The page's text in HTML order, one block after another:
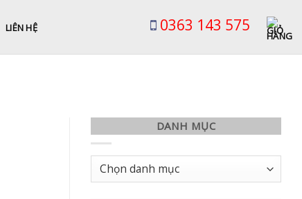
LIÊN HỆ 0363 143 575
DANH MỤC
Danh